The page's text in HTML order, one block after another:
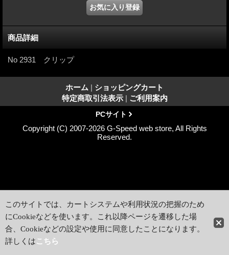
商品詳細
No 2931 クリップ
ホーム | ショッピングカート
特定商取引法表示 | ご利用案内
PCサイト
Copyright (C) 2007-2026 G-Speed web store, All Rights
Reserved.
このサイトでは、カートシステムや利用状況の把握のため
にCookieなどを使います。これ以降ページを遷移した場
合、Cookieなどの設定や使用に同意したことになります。
詳しくはこちら